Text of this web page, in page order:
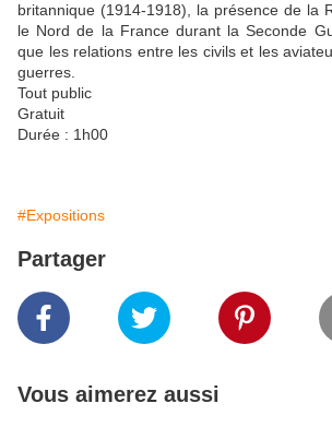
britannique (1914-1918), la présence de la
le Nord de la France durant la Seconde
que les relations entre les civils et les
guerres.
Tout public
Gratuit
Durée : 1h00
#Expositions
Partager
Vous aimerez aussi